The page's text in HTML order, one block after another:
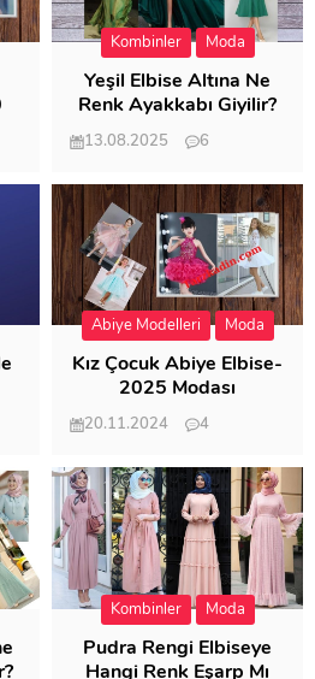
Kombinler Moda
Yeşil Elbise Altına Ne
Renk Ayakkabı Giyilir?
13.08.2025
6
Abiye Modelleri Moda
Kız Çocuk Abiye Elbise-
2025 Modası
20.11.2024
4
Kombinler Moda
Pudra Rengi Elbiseye
Hangi Renk Eşarp Mı